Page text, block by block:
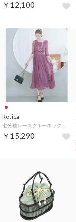
￥12,100
Retica
七分袖レースクルーネックウエスト切替ロングパーティードレス 大きいサイズ（ワイン）
￥15,290